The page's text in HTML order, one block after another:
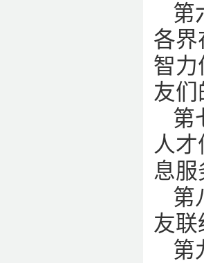
第
各界
智力
友
第
人
息服
第
友
第